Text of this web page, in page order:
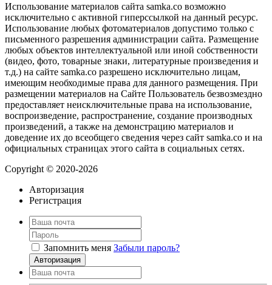
Использование материалов сайта samka.co возможно
исключительно с активной гиперссылкой на данный ресурс.
Использование любых фотоматериалов допустимо только с
письменного разрешения администрации сайта. Размещение
любых объектов интеллектуальной или иной собственности
(видео, фото, товарные знаки, литературные произведения и
т.д.) на сайте samka.co разрешено исключительно лицам,
имеющим необходимые права для данного размещения. При
размещении материалов на Сайте Пользователь безвозмездно
предоставляет неисключительные права на использование,
воспроизведение, распространение, создание производных
произведений, а также на демонстрацию материалов и
доведение их до всеобщего сведения через сайт samka.co и на
официальных страницах этого сайта в социальных сетях.
Copyright © 2020-2026
Авторизация
Регистрация
Запомнить меня Забыли пароль?
Авторизация